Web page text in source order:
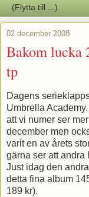
02 december 2008
Bakom lucka
tp
Dagens
Umbrella
att vi numer ser
december men
varit en av årets
gärna ser att andra
Just idag den
detta fina album
189 kr).